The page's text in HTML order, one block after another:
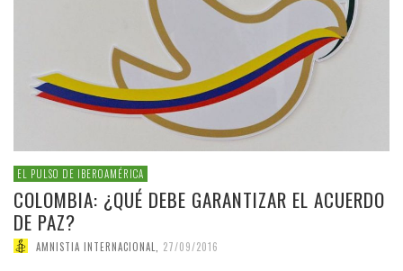
EL PULSO DE IBEROAMÉRICA
COLOMBIA: ¿QUÉ DEBE GARANTIZAR EL ACUERDO
DE PAZ?
AMNISTIA INTERNACIONAL 27/09/2016